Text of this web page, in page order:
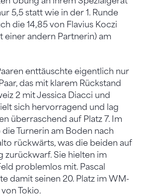
5,5 statt wie in der 1. Runde
die 14,85 von Flavius Koczi
einer andern Partnerin) am
enttäuschte eigentlich nur
das mit klarem Rückstand
2 mit Jessica Diacci und
sich hervorragend und lag
überraschend auf Platz 7. Im
Turnerin am Boden nach
rückwärts, was die beiden auf
zurückwarf. Sie hielten im
problemlos mit. Pascal
damit seinen 20. Platz im WM-
Tokio.